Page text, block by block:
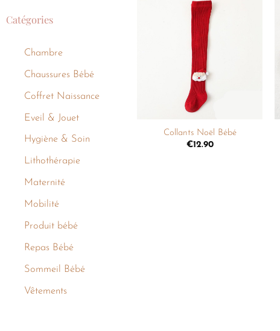
Catégories
Chambre
Chaussures Bébé
Coffret Naissance
Eveil & Jouet
Hygiène & Soin
Lithothérapie
Maternité
Mobilité
Produit bébé
Repas Bébé
Sommeil Bébé
Vêtements
Collants Noël Bébé
€12.90